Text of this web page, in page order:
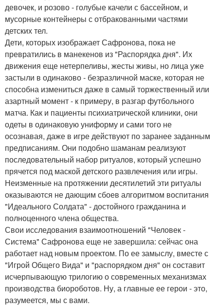
девочек, и розово - голубые качели с бассейном, и
мусорные контейнеры с отбракованными частями
детских тел.
Дети, которых изображает Сафронова, пока не
превратились в манекенов из "Распорядка дня". Их
движения еще нетерпеливы, жесты живы, но лица уже
застыли в одинаково - безразличной маске, которая не
способна измениться даже в самый торжественный или
азартный момент - к примеру, в разгар футбольного
матча. Как и пациенты психиатрической клиники, они
одеты в одинаковую униформу и сами того не
осознавая, даже в игре действуют по заранее заданным
предписаниям. Они подобно шаманам реализуют
последовательный набор ритуалов, который успешно
прячется под маской детского развлечения или игры.
Неизменные на протяжении десятилетий эти ритуалы
оказываются не дающим сбоев алгоритмом воспитания
"Идеального Солдата" - достойного гражданина и
полноценного члена общества.
Свои исследования взаимоотношений "Человек -
Система" Сафронова еще не завершила: сейчас она
работает над новым проектом. По ее замыслу, вместе с
"Игрой Общего Вида" и "распорядком дня" он составит
исчерпывающую трилогию о современных механизмах
производства биороботов. Ну, а главные ее герои - это,
разумеется, мы с вами.